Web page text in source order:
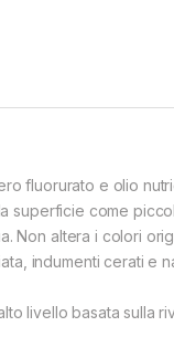
fluorurato e olio
superficie come
Non altera i colori
indumenti cerati e
livello basata sulla